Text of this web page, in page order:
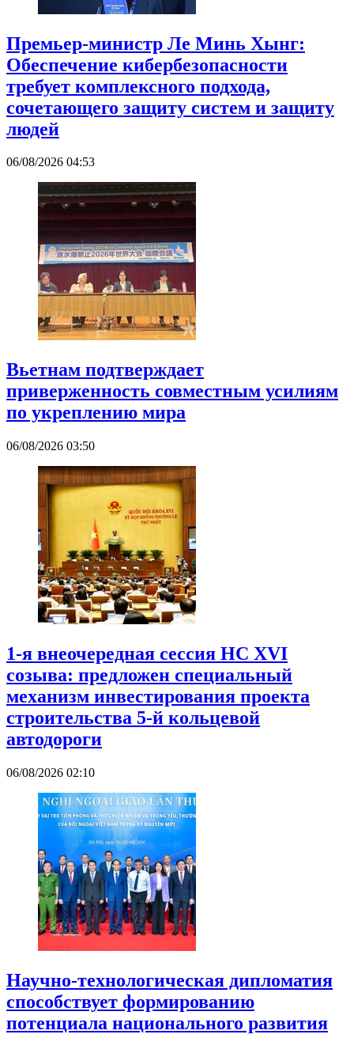
Премьер-министр Ле Минь Хынг:
Обеспечение кибербезопасности
требует комплексного подхода,
сочетающего защиту систем и защиту
людей
06/08/2026 04:53
Вьетнам подтверждает
приверженность совместным усилиям
по укреплению мира
06/08/2026 03:50
1-я внеочередная сессия НС XVI
созыва: предложен специальный
механизм инвестирования проекта
строительства 5-й кольцевой
автодороги
06/08/2026 02:10
Научно-технологическая дипломатия
способствует формированию
потенциала национального развития